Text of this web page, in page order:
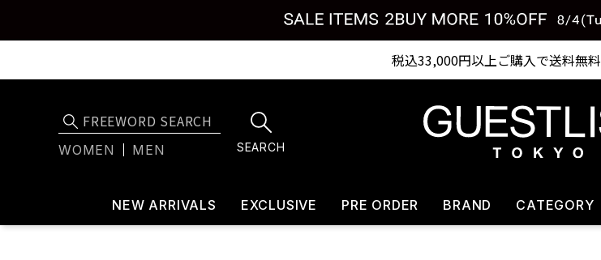
税込33,000円以上ご購入で送料
Shopping from outside Japan? Visit
WOMEN MEN SEARCH
NEW ARRIVALS EXCLUSIVE PRE ORDER BRAND CATEGORY